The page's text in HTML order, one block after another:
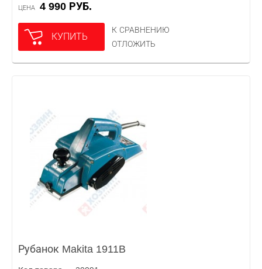
ЦЕНА 4 990 РУБ.
КУПИТЬ
К СРАВНЕНИЮ
ОТЛОЖИТЬ
Рубанок Makita 1911B